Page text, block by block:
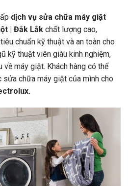
dịch vụ sửa chữa máy giặt
| Đắk Lắk chất lượng cao,
chuẩn kỹ thuật và an toàn cho
kỹ thuật viên giàu kinh nghiệm,
máy giặt. Khách hàng có thể
sửa chữa máy giặt của mình cho